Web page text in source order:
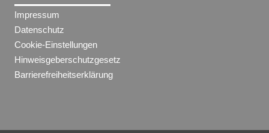
Impressum
Datenschutz
Cookie-Einstellungen
Hinweisgeberschutzgesetz
Barrierefreiheitserklärung